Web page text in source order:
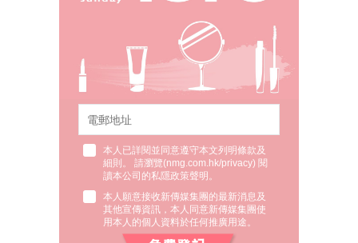
本人已詳閱並同意遵守本文列明條款及
細則。 請瀏覽(nmg.com.hk/privacy) 閱
讀本公司的私隱政策聲明。
本人願意接收新傳媒集團的最新消息及
其他宣傳資訊，本人同意新傳媒集團使
用本人的個人資料於任何推廣用途。